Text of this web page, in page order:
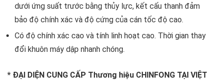
dưới ứng suất trước bằng thủy lực, kết cấu thanh đảm
bảo độ chính xác và độ cứng của cán tốc độ cao.
Có độ chính xác cao và tính linh hoạt cao. Thời gian thay
đổi khuôn máy dập nhanh chóng.
* ĐẠI DIỆN CUNG CẤP Thương hiệu CHINFONG TẠI VIỆT